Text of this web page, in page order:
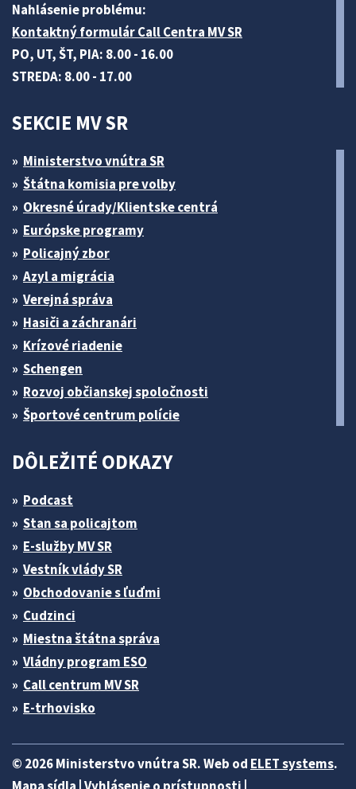
Nahlásenie problému:
Kontaktný formulár Call Centra MV SR
PO, UT, ŠT, PIA: 8.00 - 16.00
STREDA: 8.00 - 17.00
SEKCIE MV SR
Ministerstvo vnútra SR
Štátna komisia pre volby
Okresné úrady/Klientske centrá
Európske programy
Policajný zbor
Azyl a migrácia
Verejná správa
Hasiči a záchranári
Krízové riadenie
Schengen
Rozvoj občianskej spoločnosti
Športové centrum polície
DÔLEŽITÉ ODKAZY
Podcast
Stan sa policajtom
E-služby MV SR
Vestník vlády SR
Obchodovanie s ľuďmi
Cudzinci
Miestna štátna správa
Vládny program ESO
Call centrum MV SR
E-trhovisko
© 2026 Ministerstvo vnútra SR. Web od ELET systems.